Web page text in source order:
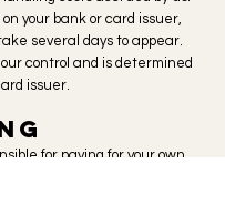
your bank or card issuer,
several days to appear.
control and is determined
issuer.
for paying for your own